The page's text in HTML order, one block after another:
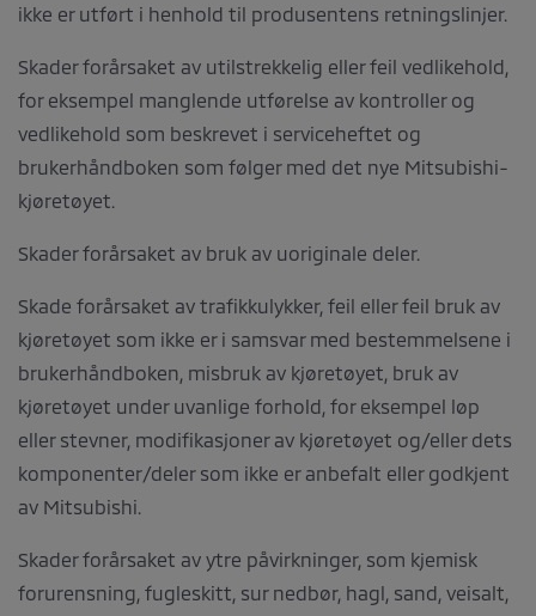
ikke er utført i henhold til produsentens retningslinjer.
Skader forårsaket av utilstrekkelig eller feil vedlikehold,
for eksempel manglende utførelse av kontroller og
vedlikehold som beskrevet i serviceheftet og
brukerhåndboken som følger med det nye Mitsubishi-
kjøretøyet.
Skader forårsaket av bruk av uoriginale deler.
Skade forårsaket av trafikkulykker, feil eller feil bruk av
kjøretøyet som ikke er i samsvar med bestemmelsene i
brukerhåndboken, misbruk av kjøretøyet, bruk av
kjøretøyet under uvanlige forhold, for eksempel løp
eller stevner, modifikasjoner av kjøretøyet og/eller dets
komponenter/deler som ikke er anbefalt eller godkjent
av Mitsubishi.
Skader forårsaket av ytre påvirkninger, som kjemisk
forurensning, fugleskitt, sur nedbør, hagl, sand, veisalt,